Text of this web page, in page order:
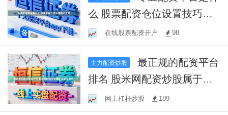
么 股票配资仓位设置技巧汇
总
在线股票配资开户 98
主力配资炒股
最正规的配资平台
排名 股米网配资炒股属于实
盘交易吗？
网上杠杆炒股 189